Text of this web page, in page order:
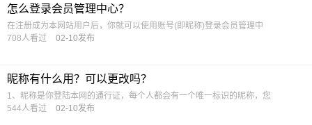
怎么登录会员管理中心？
在注册成为本网站用户后，你就可以使用账号(即昵称)登录会员管理中
708人看过
02-10发布
昵称有什么用？可以更改吗？
1、昵称是你登陆本网的通行证，每个人都会有一个唯一标识的昵称，您
544人看过
02-10发布